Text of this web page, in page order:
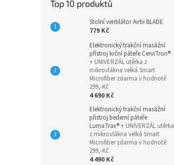
Top 10 produktů
Stolní ventilátor Airbi BLADE
779 Kč
Elektronický trakční masážní
přístroj krční páteře CerviTron®
+ UNIVERZÁL utěrka z
mikrovlákna velká Smart
Microfiber zdarma v hodnotě
299,-Kč
4 690 Kč
Elektronický trakční masážní
přistroj bederní páteře
LumaTrax®+ UNIVERZÁL utěrka
z mikrovlákna velká Smart
Microfiber zdarma v hodnotě
299,-Kč
4 490 Kč